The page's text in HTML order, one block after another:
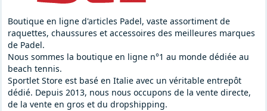
Boutique en ligne d'articles Padel, vaste assortiment de
raquettes, chaussures et accessoires des meilleures marques
de Padel.
Nous sommes la boutique en ligne n°1 au monde dédiée au
beach tennis.
Sportlet Store est basé en Italie avec un véritable entrepôt
dédié. Depuis 2013, nous nous occupons de la vente directe,
de la vente en gros et du dropshipping.